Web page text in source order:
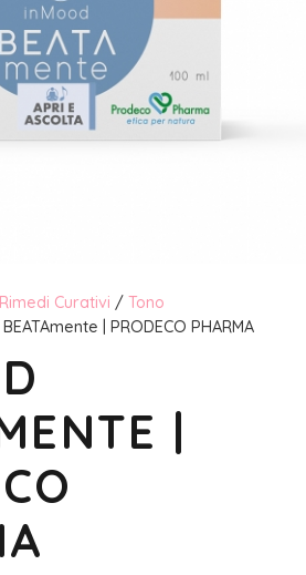
Curativi / Tono
| PRODECO PHARMA
|